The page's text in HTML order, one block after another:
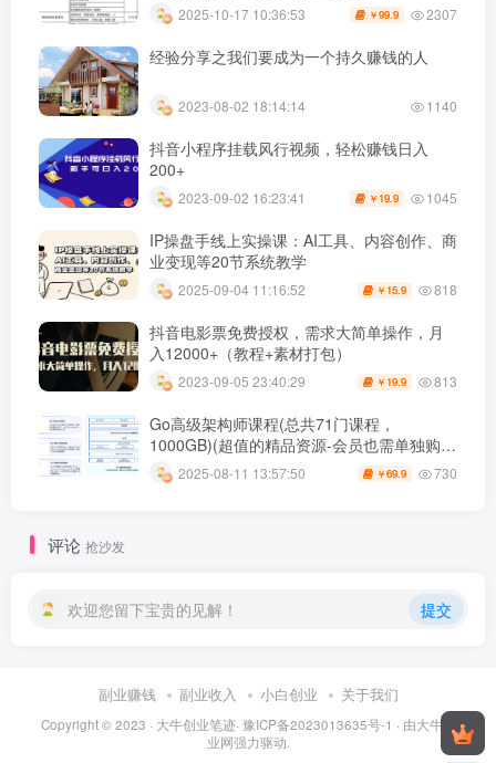
2025-10-17 10:36:53 ￥99.9 2307
经验分享之我们要成为一个持久赚钱的人
2023-08-02 18:14:14 1140
抖音小程序挂载风行视频，轻松赚钱日入
200+
2023-09-02 16:23:41 ￥ 19.9 1045
IP操盘手线上实操课：AI工具、内容创作、商
业变现等20节系统教学
2025-09-04 11:16:52 ￥ 15.9 818
抖音电影票免费授权，需求大简单操作，月
入12000+（教程+素材打包）
2023-09-05 23:40:29 ￥ 19.9 813
Go高级架构师课程(总共71门课程，
1000GB)(超值的精品资源-会员也需单独购买
哦)
2025-08-11 13:57:50 ￥69.9 730
评论 抢沙发
欢迎您留下宝贵的见解！ 提交
副业赚钱 副业收入 小白创业 关于我们
Copyright © 2023 · 大牛创业笔迹· 豫ICP备2023013635号-1 · 由大牛创
业网强力驱动.